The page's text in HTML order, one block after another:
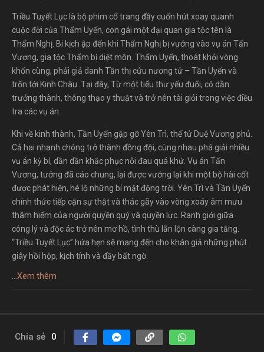
Triều Tuyết Lục là bộ phim cổ trang đầy cuốn hút xoay quanh
cuộc đời của Thẩm Uyển, con gái một đại quan gia tộc tên là
Thẩm Nghị. Bi kịch ập đến khi Thẩm Nghị bị vướng vào vụ án Tấn
Vương, gia tộc Thẩm bị diệt môn. Thẩm Uyển, thoát khỏi vòng
khốn cùng, phải giả danh Tần thị cửu nương tử – Tần Uyển và
trốn tới Kinh Châu. Tại đây, Từ một tiểu thư yếu đuối, cô dần
trưởng thành, thông thạo y thuật và trở nên tài giỏi trong việc điều
tra các vụ án.
Khi về kinh thành, Tần Uyển gặp gỡ Yên Trì, thế tử Duệ Vương phủ.
Cả hai nhanh chóng trở thành đồng đội, cùng nhau phá giải nhiều
vụ án kỳ bí, dần dần khắc phục nỗi đau quá khứ. Vụ án Tấn
Vương, tưởng đã cáo chung, lại được vướng lại khi một bộ hài cốt
được phát hiện, hé lộ những bí mật động trời. Yên Trì và Tần Uyển
chính thức tiếp cận sự thật và thác gãy vào vòng xoáy âm mưu
thâm hiểm của người quyền quý và quyền lực. Ranh giới giữa
công lý và độc ác trở nên mơ hồ, tình thù lẫn lộn càng gia tăng.
“Triều Tuyết Lục” hứa hẹn sẽ mang đến cho khán giả những phút
giây hồi hộp, kịch tính và đầy bất ngờ.
Xem thêm
Chia sẻ 0